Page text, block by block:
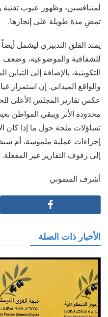
لمتنافسين، وظهور عيوب
تمضِ مدة طويلة على إنجازها.
يمتد القلق التدبيري ليشمل
للشفافية والموضوعية، وضعف
التكوينية، بالإضافة إلى
والواقع الميداني. إن استمرار
عكس تقارير المجلس الأعلى
محدودة الأثر ويبقي المواطن
تساؤلات ملحة حول ما إذا كان
إجراءات عملية ملموسة، أم
إلى رفوف التقارير غير المفعلة.
أشرف الميموني
الأخبار ذات الصلة